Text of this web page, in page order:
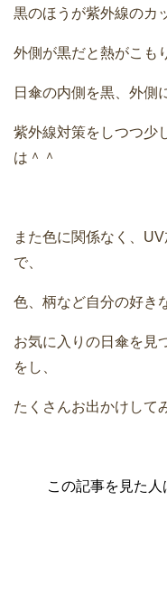
黒のほうが紫外線のカ
外側が黒だと熱がこも
日傘の内側を黒、外側
紫外線対策をしつつ少
は＾＾
また色に関係なく、
で、
色、柄など自分の好き
お気に入りの日傘を見
をし、
たくさんお出かけして
この記事を見た